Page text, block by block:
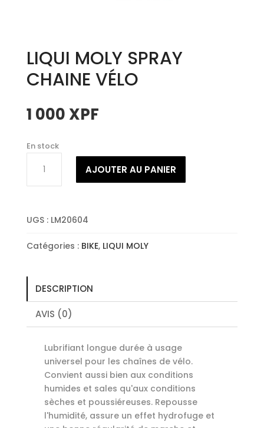
LIQUI MOLY SPRAY
CHAINE VÉLO
1 000 XPF
En stock
LIQUI
CHAINE
VÉLO
AJOUTER AU PANIER
UGS : LM20604
Catégories : BIKE, LIQUI MOLY
DESCRIPTION
AVIS (0)
Lubrifiant longue durée à usage
universel pour les chaînes de vélo.
Convient aussi bien aux conditions
humides et sales qu'aux conditions
sèches et poussiéreuses. Repousse
l'humidité, assure un effet hydrofuge et